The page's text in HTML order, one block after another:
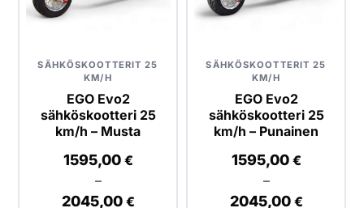
SÄHKÖSKOOTTERIT 25
KM/H
EGO Evo2
sähköskootteri 25
km/h – Musta
1595,00 €
–
2045,00 €
SÄHKÖSKOOTTERIT 25
KM/H
EGO Evo2
sähköskootteri 25
km/h – Punainen
1595,00 €
–
2045,00 €